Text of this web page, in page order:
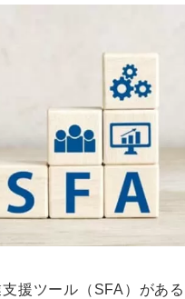
援ツール（SFA）があ